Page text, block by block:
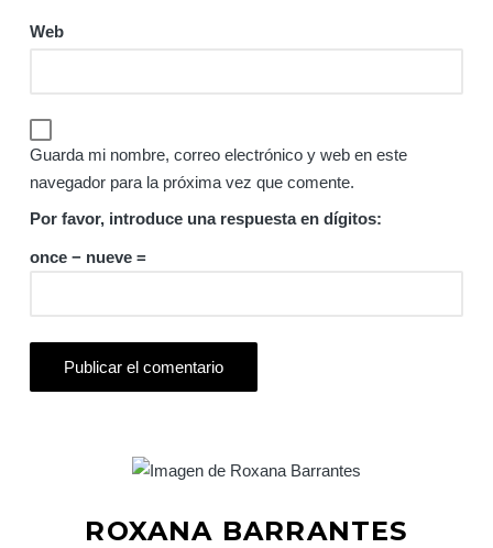
Web
Guarda mi nombre, correo electrónico y web en este
navegador para la próxima vez que comente.
Por favor, introduce una respuesta en dígitos:
once − nueve =
ROXANA BARRANTES